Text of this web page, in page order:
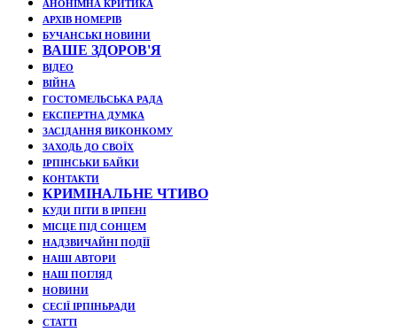
АНОНІМНА КРИТИКА
АРХІВ НОМЕРІВ
БУЧАНСЬКІ НОВИНИ
ВАШЕ ЗДОРОВ'Я
ВІДЕО
ВІЙНА
ГОСТОМЕЛЬСЬКА РАДА
ЕКСПЕРТНА ДУМКА
ЗАСІДАННЯ ВИКОНКОМУ
ЗАХОДЬ ДО СВОЇХ
ІРПІНСЬКИ БАЙКИ
КОНТАКТИ
КРИМІНАЛЬНЕ ЧТИВО
КУДИ ПІТИ В ІРПЕНІ
МІСЦЕ ПІД СОНЦЕМ
НАДЗВИЧАЙНІ ПОДЇЇ
НАШІ АВТОРИ
НАШ ПОГЛЯД
НОВИНИ
СЕСІЇ ІРПІНЬРАДИ
СТАТТІ